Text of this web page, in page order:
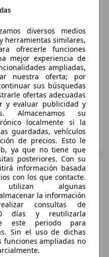
€ 28.990
Preciojusto
110 kW (150 CV)
Audi Q230 TFSI Sport 85kW
€ 16.850
Buen precio
85 kW (116 CV)
diversos medios
herramientas similares,
ofrecerle funciones
mejor experiencia de
ampliadas,
nuestra oferta; por
sus búsquedas
ofertas adecuadas
y evaluar publicidad y
Almacenamos su
localmente si la
guardadas, vehículos
de precios. Esto le
ya que no tiene que
posteriores. Con su
información basada
con los que contacte.
algunas
la información
consultas de
días y reutilizarla
este periodo para
Sin el uso de dichas
funciones ampliadas no